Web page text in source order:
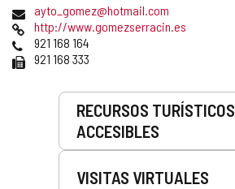
Dirección
de
correo
electrónico
ayto_gomez@hotmail.com
Página
Web
http://www.gomezserracin.es
Teléfonos
921 168 164
Fax 921 168 333
RECURSOS TURÍSTICOS
ACCESIBLES
VISITAS VIRTUALES